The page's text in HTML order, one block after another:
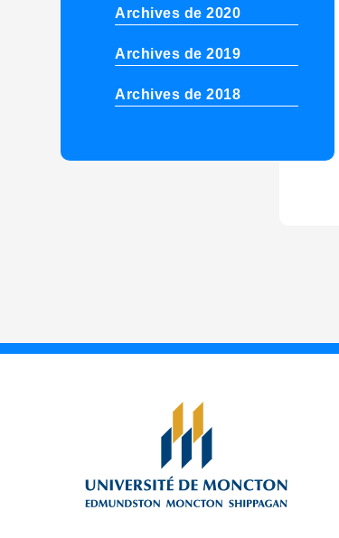
Archives de 2020
Archives de 2019
Archives de 2018